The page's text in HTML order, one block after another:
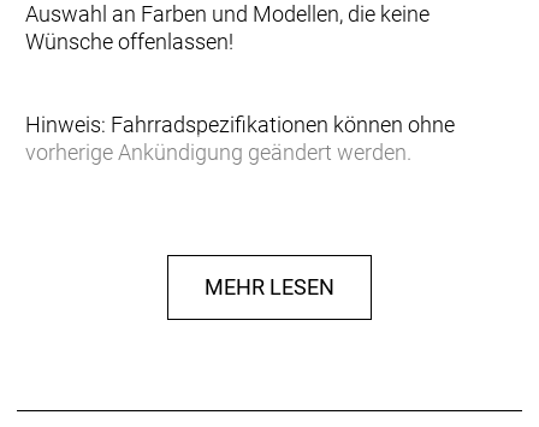
Auswahl an Farben und Modellen, die keine
Wünsche offenlassen!
Hinweis: Fahrradspezifikationen können ohne
vorherige Ankündigung geändert werden.
replaceable hanger
Gabel: Suntour XCE28, 100mm travel
Gabel Federweg: 100 mm
MEHR LESEN